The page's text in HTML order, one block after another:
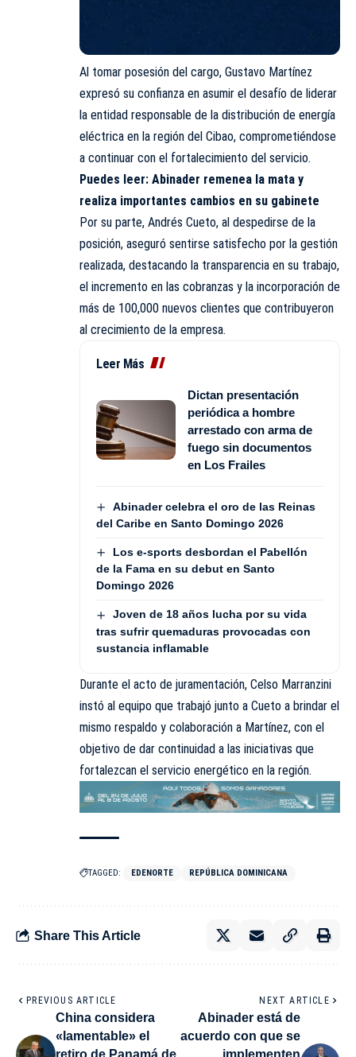
Al tomar posesión del cargo, Gustavo Martínez
expresó su confianza en asumir el desafío de liderar
la entidad responsable de la distribución de energía
eléctrica en la región del Cibao, comprometiéndose
a continuar con el fortalecimiento del servicio.
Puedes leer: Abinader remenea la mata y
realiza importantes cambios en su gabinete
Por su parte, Andrés Cueto, al despedirse de la
posición, aseguró sentirse satisfecho por la gestión
realizada, destacando la transparencia en su trabajo,
el incremento en las cobranzas y la incorporación de
más de 100,000 nuevos clientes que contribuyeron
al crecimiento de la empresa.
Leer Más
Dictan presentación
periódica a hombre
arrestado con arma de
fuego sin documentos
en Los Frailes
Abinader celebra el oro de las Reinas
del Caribe en Santo Domingo 2026
Los e-sports desbordan el Pabellón
de la Fama en su debut en Santo
Domingo 2026
Joven de 18 años lucha por su vida
tras sufrir quemaduras provocadas con
sustancia inflamable
Durante el acto de juramentación, Celso Marranzini
instó al equipo que trabajó junto a Cueto a brindar el
mismo respaldo y colaboración a Martínez, con el
objetivo de dar continuidad a las iniciativas que
fortalezcan el servicio energético en la región.
TAGGED: EDENORTE REPÚBLICA DOMINICANA
Share This Article
PREVIOUS ARTICLE
China considera
«lamentable» el
NEXT ARTICLE
Abinader está de
acuerdo con que se